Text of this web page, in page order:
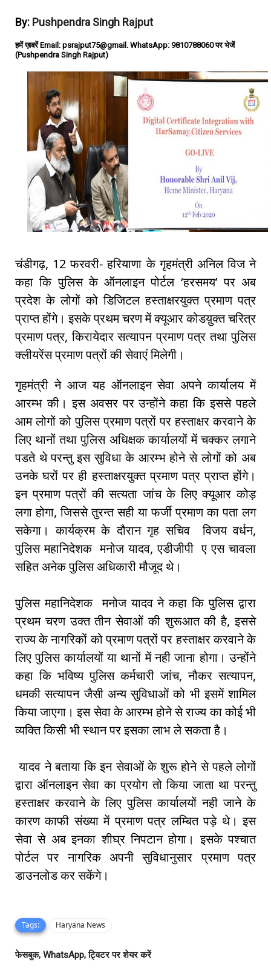
By: Pushpendra Singh Rajput
हमें ख़बरें Email: psrajput75@gmail. WhatsApp: 9810788060 पर भेजें
(Pushpendra Singh Rajput)
चंडीगढ़, 12 फरवरी- हरियाणा के गृहमंत्री अनिल विज ने
कहा कि पुलिस के ऑनलाइन पोर्टल ‘हरसमय’ पर अब
प्रदेश के लोगों को डिजिटल हस्ताक्षरयुक्त प्रमाण पत्र
प्राप्त होंगे। इसके प्रथम चरण में क्यूआर कोडय़ुक्त चरित्र
प्रमाण पत्र, किरायेदार सत्यापन प्रमाण पत्र तथा पुलिस
क्लीयरेंस प्रमाण पत्रों की सेवाएं मिलेगी।
गृहमंत्री ने आज यह ऑनलाइन सेवा अपने कार्यालय में
आरम्भ की। इस अवसर पर उन्होंने कहा कि इससे पहले
आम लोगों को पुलिस प्रमाण पत्रों पर हस्ताक्षर करवाने के
लिए थानों तथा पुलिस अधिक्षक कार्यालयों में चक्कर लगाने
पडते थे परन्तु इस सुविधा के आरम्भ होने से लोगों को अब
उनके घरों पर ही हस्ताक्षरयुक्त प्रमाण पत्र प्राप्त होंगे।
इन प्रमाण पत्रों की सत्यता जांच के लिए क्यूआर कोड़
लगा होगा, जिससे तुरन्त सही या फर्जी प्रमाण का पता लग
सकेगा। कार्यक्रम के दौरान गृह सचिव विजय वर्धन,
पुलिस महानिदेशक मनोज यादव, एडीजीपी ए एस चावला
सहित अनेक पुलिस अधिकारी मौजूद थे।
पुलिस महानिदेशक मनोज यादव ने कहा कि पुलिस द्वारा
प्रथम चरण उक्त तीन सेवाओं की शुरूआत की है, इससे
राज्य के नागरिकों को प्रमाण पत्रों पर हस्ताक्षर करवाने के
लिए पुलिस कार्यालयों या थानों में नही जाना होगा। उन्होंने
कहा कि भविष्य पुलिस कर्मचारी जांच, नौकर सत्यापन,
धमकी सत्यापन जैसी अन्य सुविधाओं को भी इसमें शामिल
किया जाएगा। इस सेवा के आरम्भ होने से राज्य का कोई भी
व्यक्ति किसी भी स्थान पर इसका लाभ ले सकता है।
यादव ने बताया कि इन सेवाओं के शुरू होने से पहले लोगों
द्वारा ऑनलाइन सेवा का प्रयोग तो किया जाता था परन्तु
हस्ताक्षर करवाने के लिए पुलिस कार्यालयों नही जाने के
कारण काफी संख्या में प्रमाण पत्र लम्बित पड़े थे। इस
सेवा से अब इनका शीघ्र निपटान होगा। इसके पश्चात
पोर्टल पर नागरिक अपनी सुविधानुसार प्रमाण पत्र
डाउनलोड कर सकेंगे।
Tags: Haryana News
फेसबुक, WhatsApp, ट्विटर पर शेयर करें